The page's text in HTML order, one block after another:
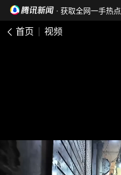
· 获取全网一手热点
首页 视频